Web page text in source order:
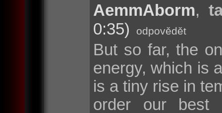
AemmAborm,
0:35)
odpovědět
But so far, the
energy, which is
is a tiny rise in
order our best